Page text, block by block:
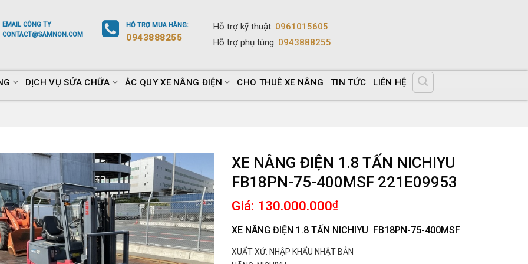
Hỗ trợ kỹ thuật: 0961015605
Hỗ trợ phụ tùng: 0943888255
HỖ TRỢMUA HÀNG:
0943888255
EMAIL CÔNG TY
CONTACT@SAMNON.COM
DỊCH VỤ SỬA CHỮA ẮC QUY XE NÂNG ĐIỆN CHO THUÊ XE NÂNG TIN TỨC LIÊN HỆ
XE NÂNG ĐIỆN 1.8 TẤN NICHIYU
FB18PN-75-400MSF 221E09953
Giá: 130.000.000₫
XE NÂNG ĐIỆN 1.8 TẤN NICHIYU FB18PN-75-400MSF
XUẤT XỨ: NHẬP KHẨU NHẬT BẢN